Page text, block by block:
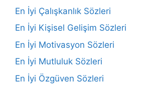
En İyi Çalışkanlık Sözleri
En İyi Kişisel Gelişim Sözleri
En İyi Motivasyon Sözleri
En İyi Mutluluk Sözleri
En İyi Özgüven Sözleri